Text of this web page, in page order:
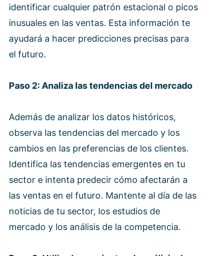
identificar cualquier patrón estacional o picos
inusuales en las ventas. Esta información te
ayudará a hacer predicciones precisas para
el futuro.
Paso 2: Analiza las tendencias del mercado
Además de analizar los datos históricos,
observa las tendencias del mercado y los
cambios en las preferencias de los clientes.
Identifica las tendencias emergentes en tu
sector e intenta predecir cómo afectarán a
las ventas en el futuro. Mantente al día de las
noticias de tu sector, los estudios de
mercado y los análisis de la competencia.